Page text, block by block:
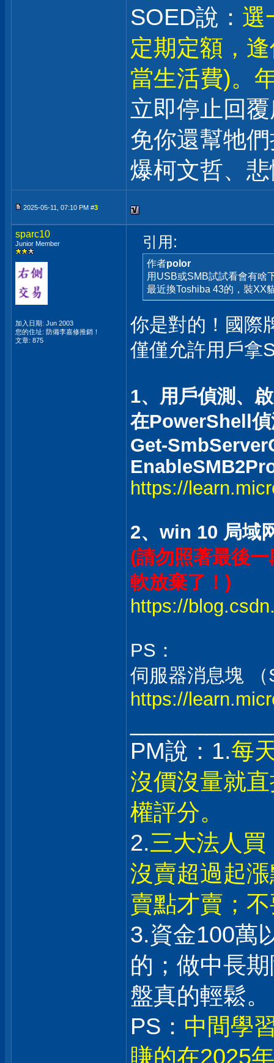
SOED說： 選
定期定額，
當生活費)。
立即停止回
免你還幫牠
爆柯文哲、
2025-05-11, 07:10 PM #3
sparc10
Junior Member
加入日期: Jun 2003
您的住址: 防備李嘉修推銷！
文章: 875
引用:
作者polor
用USB或SMB試試看會有啥
最近換Toshiba 43的，裝XX
你是對的！國際
僅僅允許用戶拿
1、用戶偵測、
在PowerShell偵
Get-
https://
2、win 10 局域
(請勿照著最後
軟放棄了！)
https://
PS：
伺服器消息塊
https://
PM說：1.每
沒價沒量就
權評分。
2.三大法人
沒賣超過起
賣點才賣；
3.資金100萬
的；做中長
盤真的輕鬆。
PS： 中間學
賺的在2025